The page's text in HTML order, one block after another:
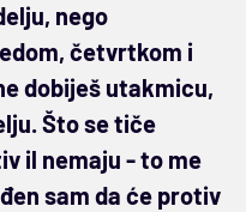
nego
četvrtkom i
dobiješ utakmicu,
Što se tiče
il nemaju - to me
sam da će protiv